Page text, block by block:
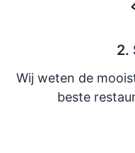
2.
Wij weten de
beste